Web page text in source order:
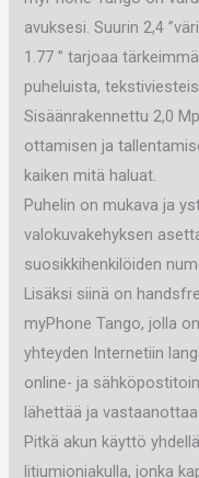
avuksesi. Suurin 2,4
1.77 ” tarjoaa
puheluista,
Sisäänrakennettu 2,0
ottamisen ja
kaiken mitä haluat.
Puhelin on mukava ja
valokuvakehyksen
suosikkihenkilöiden
Lisäksi siinä on
myPhone Tango, jolla
yhteyden Internetiin
online- ja
lähettää ja
Pitkä akun käyttö
litiumioniakulla, jonka